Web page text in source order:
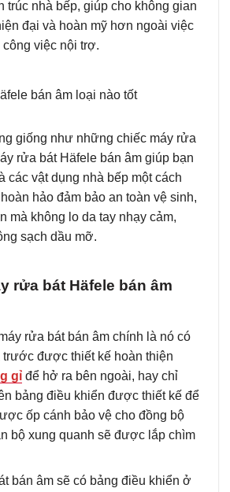
trúc nhà bếp, giúp cho không gian
đại và hoàn mỹ hơn ngoài việc
việc nội trợ.
giống như những chiếc máy rửa
rửa bát Häfele bán âm giúp bạn
các vật dụng nhà bếp một cách
hảo đảm bảo an toàn vệ sinh,
mà không lo da tay nhạy cảm,
sạch dầu mỡ.
rửa bát Häfele bán âm
rửa bát bán âm chính là nó có
trước được thiết kế hoàn thiện
gỉ để hở ra bên ngoài, hay chỉ
bảng điều khiển được thiết kế để
ốp cánh bảo vệ cho đồng bộ
bộ xung quanh sẽ được lắp chìm
bán âm sẽ có bảng điều khiển ở